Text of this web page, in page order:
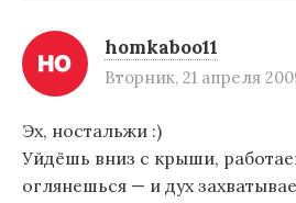
homkaboo11
Вторник, 21 апреля
Эх, ностальжи :)
Уйдёшь вниз с крыши,
оглянешься — и дух